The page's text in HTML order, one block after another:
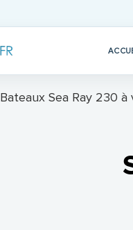
Bateaux Sea Ray 230 à